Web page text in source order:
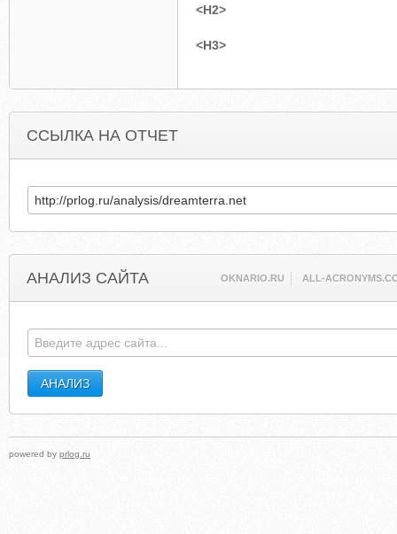
<H2>
<H3>
ССЫЛКА НА ОТЧЕТ
АНАЛИЗ САЙТА OKNARIO.RU ALL-
powered by prlog.ru